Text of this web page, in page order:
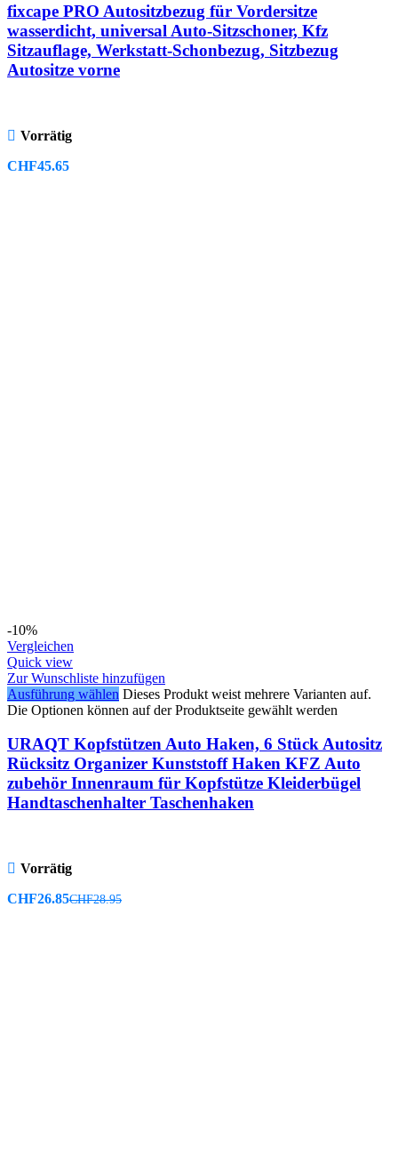
fixcape PRO Autositzbezug für Vordersitze
wasserdicht, universal Auto-Sitzschoner, Kfz
Sitzauflage, Werkstatt-Schonbezug, Sitzbezug
Autositze vorne
Vorrätig
CHF45.65
-10%
Vergleichen
Quick view
Zur Wunschliste hinzufügen
Ausführung wählen Dieses Produkt weist mehrere Varianten auf.
Die Optionen können auf der Produktseite gewählt werden
URAQT Kopfstützen Auto Haken, 6 Stück Autositz
Rücksitz Organizer Kunststoff Haken KFZ Auto
zubehör Innenraum für Kopfstütze Kleiderbügel
Handtaschenhalter Taschenhaken
Vorrätig
CHF26.85CHF28.95